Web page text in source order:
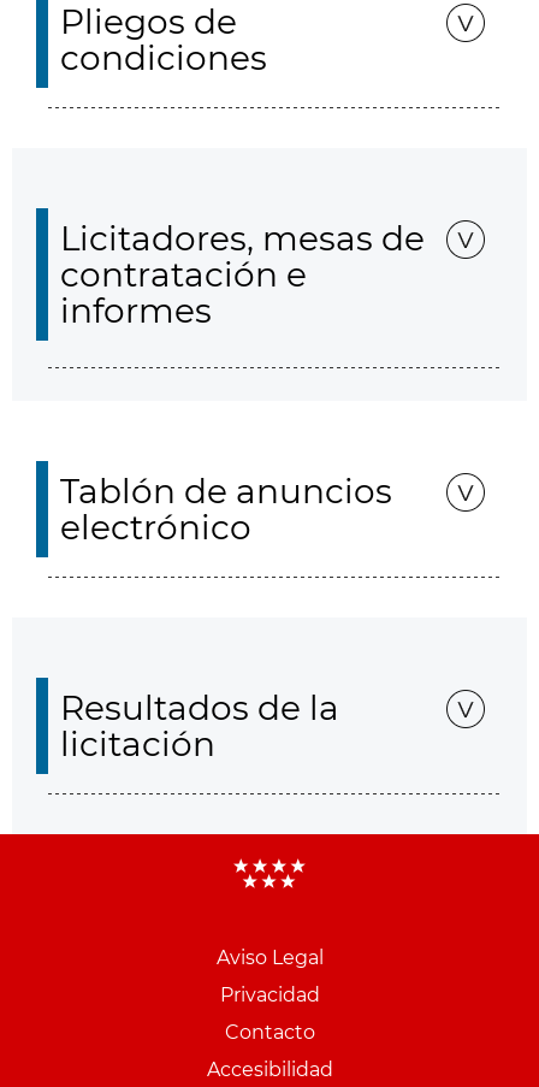
Pliegos de
condiciones
Licitadores, mesas de
contratación e
informes
Tablón de anuncios
electrónico
Resultados de la
licitación
Aviso Legal
Privacidad
Contacto
Accesibilidad